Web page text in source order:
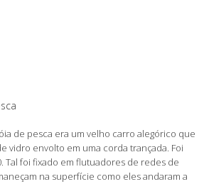
de pesca era um velho carro alegórico que
vidro envolto em uma corda trançada. Foi
Tal foi fixado em flutuadores de redes de
na superfície como eles andaram a